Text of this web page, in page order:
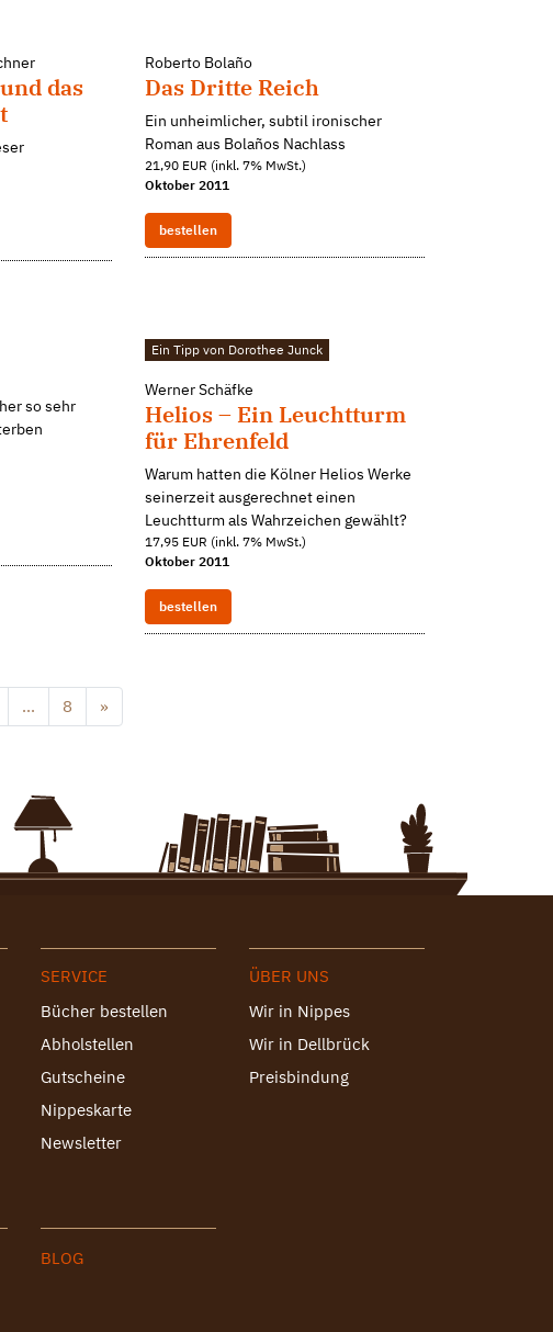
das
Roberto Bolaño
Das Dritte Reich
Ein unheimlicher, subtil ironischer
Roman aus Bolaños Nachlass
21,90 EUR (inkl. 7% MwSt.)
Oktober 2011
bestellen
so sehr
Ein Tipp von Dorothee Junck
Werner Schäfke
Helios – Ein Leuchtturm
für Ehrenfeld
Warum hatten die Kölner Helios Werke
seinerzeit ausgerechnet einen
Leuchtturm als Wahrzeichen gewählt?
17,95 EUR (inkl. 7% MwSt.)
Oktober 2011
bestellen
... 8 »
SERVICE
Bücher bestellen
Abholstellen
Gutscheine
Nippeskarte
Newsletter
ÜBER UNS
Wir in Nippes
Wir in Dellbrück
Preisbindung
BLOG